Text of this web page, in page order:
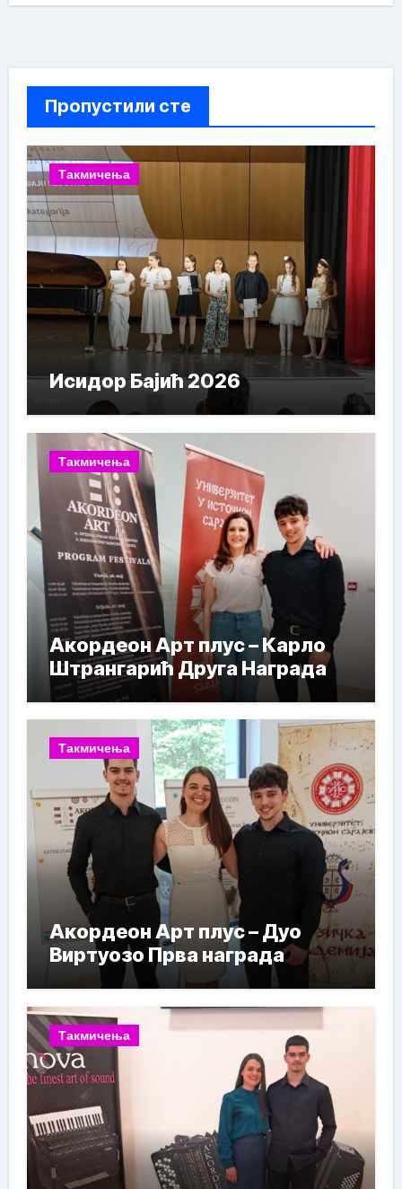
Пропустили сте
Такмичења
Исидор Бајић 2026
Такмичења
Акордеон Арт плус – Карло
Штрангарић Друга Награда
Такмичења
Акордеон Арт плус – Дуо
Виртуозо Прва награда
Такмичења